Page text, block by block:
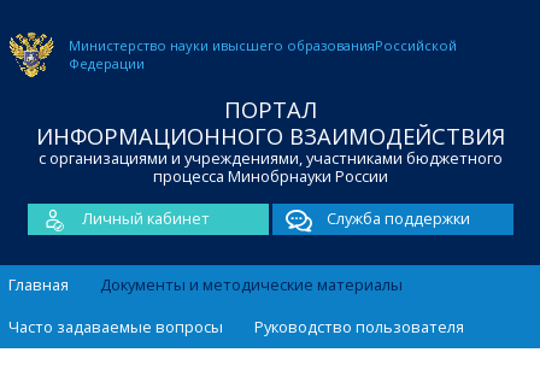
Министерство науки ивысшего образованияРоссийской
Федерации
ПОРТАЛ
ИНФОРМАЦИОННОГО ВЗАИМОДЕЙСТВИЯ
с организациями и учреждениями, участниками бюджетного
процесса Минобрнауки России
Личный кабинет
Служба поддержки
Главная
Документы и методические материалы
Часто задаваемые вопросы
Руководство пользователя